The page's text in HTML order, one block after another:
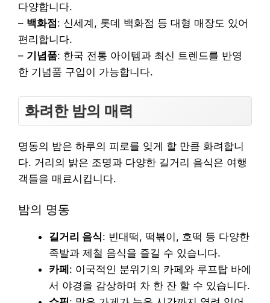
다양합니다.
– 백화점: 신세계, 롯데 백화점 등 대형 매장도 있어
편리합니다.
– 기념품: 한국 전통 아이템과 최신 트렌드를 반영
한 기념품 구입이 가능합니다.
화려한 밤의 매력
명동의 밤은 하루의 피로를 잊게 할 만큼 화려합니
다. 거리의 밝은 조명과 다양한 길거리 음식은 여행
객들을 매료시킵니다.
밤의 명동
길거리 음식: 빈대떡, 떡볶이, 호떡 등 다양한
족발과 제철 음식을 즐길 수 있습니다.
카페 : 이국적인 분위기의 카페와 루프탑 바에
서 야경을 감상하며 차 한 잔 할 수 있습니다.